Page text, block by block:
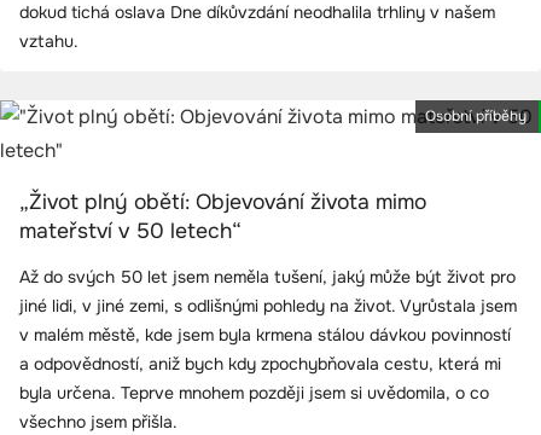
dokud tichá oslava Dne díkůvzdání neodhalila trhliny v našem
vztahu.
Osobní příběhy
„Život plný obětí: Objevování života mimo
mateřství v 50 letech“
Až do svých 50 let jsem neměla tušení, jaký může být život pro
jiné lidi, v jiné zemi, s odlišnými pohledy na život. Vyrůstala jsem
v malém městě, kde jsem byla krmena stálou dávkou povinností
a odpovědností, aniž bych kdy zpochybňovala cestu, která mi
byla určena. Teprve mnohem později jsem si uvědomila, o co
všechno jsem přišla.